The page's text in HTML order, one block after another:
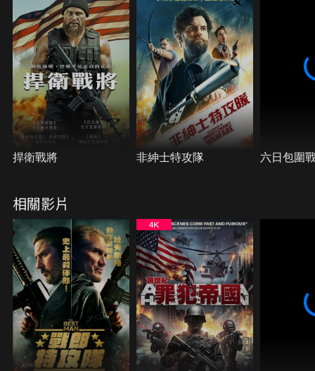
捍衛戰將 非紳士特攻隊 六日包圍
相關影片